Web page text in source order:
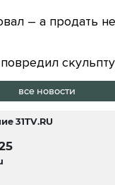
– а продать
все новости
31TV.RU